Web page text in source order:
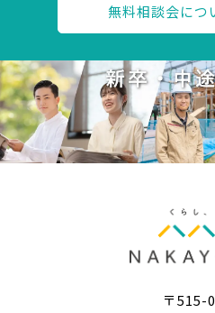
無料相談会につ
〒515-